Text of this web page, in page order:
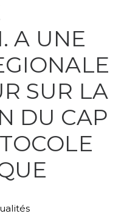
A UNE
SUR LA
DU CAP